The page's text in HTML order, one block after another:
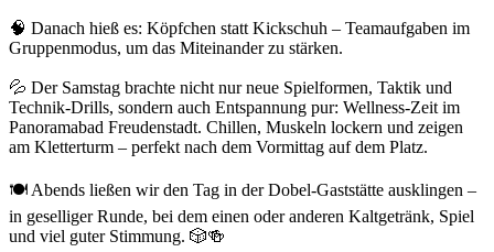
🧠 Danach hieß es: Köpfchen statt Kickschuh – Teamaufgaben im
Gruppenmodus, um das Miteinander zu stärken.
💦 Der Samstag brachte nicht nur neue Spielformen, Taktik und
Technik-Drills, sondern auch Entspannung pur: Wellness-Zeit im
Panoramabad Freudenstadt. Chillen, Muskeln lockern und zeigen
am Kletterturm – perfekt nach dem Vormittag auf dem Platz.
🍽️ Abends ließen wir den Tag in der Dobel-Gaststätte ausklingen –
in geselliger Runde, bei dem einen oder anderen Kaltgetränk, Spiel
und viel guter Stimmung. 🎲🍻